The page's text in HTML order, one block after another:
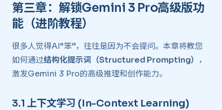
第三章：解锁Gemini 3 Pro高级版功
能（进阶教程） ​
很多人觉得AI“笨”，往往是因为不会提问。本章将教您
如何通过结构化提示词（Structured Prompting） ，
激发Gemini 3 Pro的高级推理和创作能力。
3.1 上下文学习 (In-Context Learning) ​